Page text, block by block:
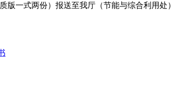
版一式两份）报送至我厅（节能与综合利用